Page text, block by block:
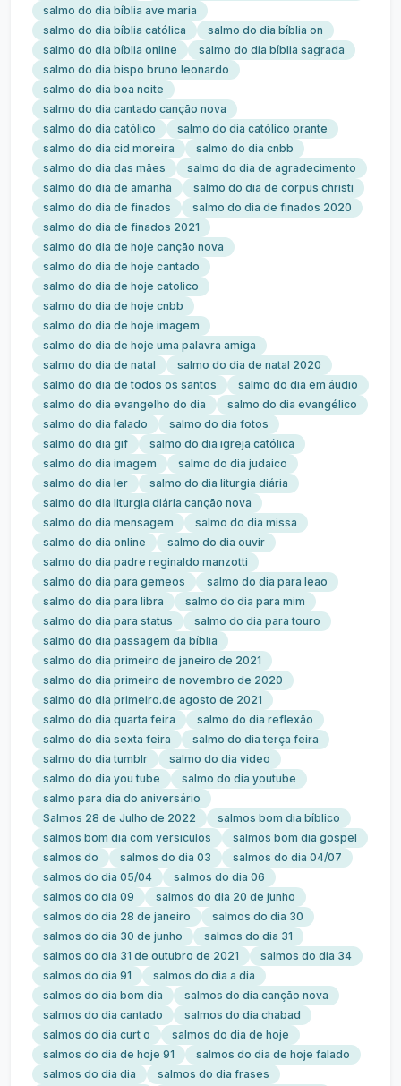
salmo do dia bíblia ave maria
salmo do dia bíblia católica
salmo do dia bíblia on
salmo do dia bíblia online
salmo do dia bíblia sagrada
salmo do dia bispo bruno leonardo
salmo do dia boa noite
salmo do dia cantado canção nova
salmo do dia católico
salmo do dia católico orante
salmo do dia cid moreira
salmo do dia cnbb
salmo do dia das mães
salmo do dia de agradecimento
salmo do dia de amanhã
salmo do dia de corpus christi
salmo do dia de finados
salmo do dia de finados 2020
salmo do dia de finados 2021
salmo do dia de hoje canção nova
salmo do dia de hoje cantado
salmo do dia de hoje catolico
salmo do dia de hoje cnbb
salmo do dia de hoje imagem
salmo do dia de hoje uma palavra amiga
salmo do dia de natal
salmo do dia de natal 2020
salmo do dia de todos os santos
salmo do dia em áudio
salmo do dia evangelho do dia
salmo do dia evangélico
salmo do dia falado
salmo do dia fotos
salmo do dia gif
salmo do dia igreja católica
salmo do dia imagem
salmo do dia judaico
salmo do dia ler
salmo do dia liturgia diária
salmo do dia liturgia diária canção nova
salmo do dia mensagem
salmo do dia missa
salmo do dia online
salmo do dia ouvir
salmo do dia padre reginaldo manzotti
salmo do dia para gemeos
salmo do dia para leao
salmo do dia para libra
salmo do dia para mim
salmo do dia para status
salmo do dia para touro
salmo do dia passagem da bíblia
salmo do dia primeiro de janeiro de 2021
salmo do dia primeiro de novembro de 2020
salmo do dia primeiro.de agosto de 2021
salmo do dia quarta feira
salmo do dia reflexão
salmo do dia sexta feira
salmo do dia terça feira
salmo do dia tumblr
salmo do dia video
salmo do dia you tube
salmo do dia youtube
salmo para dia do aniversário
Salmos 28 de Julho de 2022
salmos bom dia bíblico
salmos bom dia com versiculos
salmos bom dia gospel
salmos do
salmos do dia 03
salmos do dia 04/07
salmos do dia 05/04
salmos do dia 06
salmos do dia 09
salmos do dia 20 de junho
salmos do dia 28 de janeiro
salmos do dia 30
salmos do dia 30 de junho
salmos do dia 31
salmos do dia 31 de outubro de 2021
salmos do dia 34
salmos do dia 91
salmos do dia a dia
salmos do dia bom dia
salmos do dia canção nova
salmos do dia cantado
salmos do dia chabad
salmos do dia curt o
salmos do dia de hoje
salmos do dia de hoje 91
salmos do dia de hoje falado
salmos do dia dia
salmos do dia frases